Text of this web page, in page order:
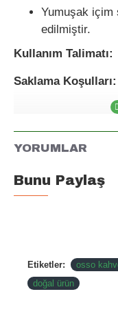
Yumuşak içim
edilmiştir.
Kullanım Talimatı:
Saklama Koşulları:
YORUMLAR
Bunu Paylaş
Etiketler: osso
doğal ürün